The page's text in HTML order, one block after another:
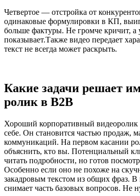
Четвертое — отстройка от
одинаковые формулировки в КП,
больше фактуры. Не громче кричит, а
показывает.Также видео передает
текст не всегда может раскрыть.
Какие задачи решает
ролик в B2B
Хороший корпоративный видеоролик
себе. Он становится частью продаж,
коммуникаций. На первом касании
объяснить, кто вы. Потенциальный
читать подробности, но готов
Особенно если оно не похоже на
закадровым текстом из общих фраз. В
снимает часть базовых вопросов. Не